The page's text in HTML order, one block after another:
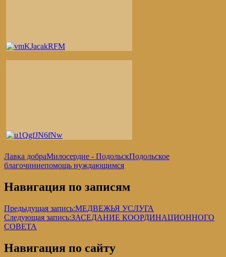
Лавка добраМилосердие - ПодольскПодольское
благочиниепомощь нуждающимся
Навигация по записям
Предыдущая запись:МЕДВЕЖЬЯ УСЛУГА
Следующая запись:ЗАСЕДАНИЕ КООРДИНАЦИОННОГО
СОВЕТА
Навигация по сайту